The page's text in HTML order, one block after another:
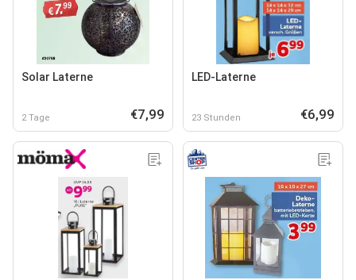
Solar Laterne
2 Tage €7,99
LED-Laterne
23 Stunden €6,99